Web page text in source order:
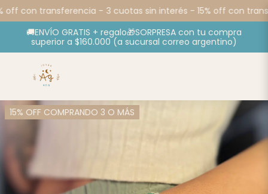
con transferencia - 3 cuotas sin interés - 15% off con
🚚ENVÍO GRATIS + regalo🎁SORPRESA con tu compra
superior a $160.000 (a sucursal correo argentino)
15% OFF COMPRANDO 3 O MÁS